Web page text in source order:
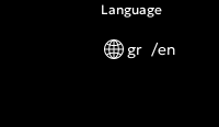
Language
gr en